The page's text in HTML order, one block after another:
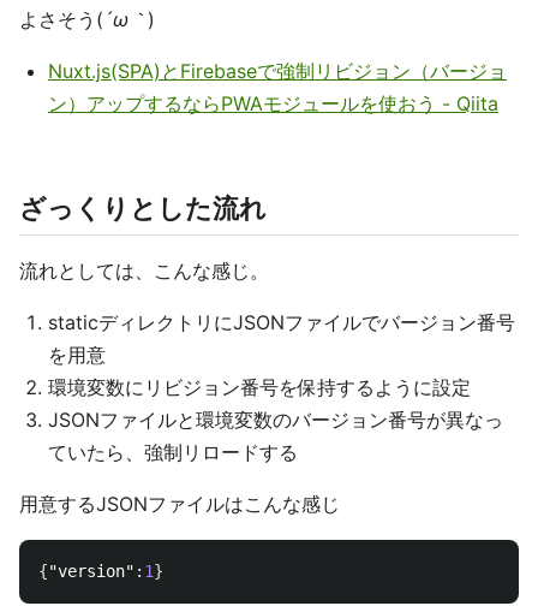
よさそう( ´ω｀ )
Nuxt.js(SPA)とFirebaseで強制リビジョン（バージョ
ン）アップするならPWAモジュールを使おう - Qiita
ざっくりとした流れ
流れとしては、こんな感じ。
staticディレクトリにJSONファイルでバージョン番号
を用意
環境変数にリビジョン番号を保持するように設定
JSONファイルと環境変数のバージョン番号が異なっ
ていたら、強制リロードする
用意するJSONファイルはこんな感じ
{"version" : 1}